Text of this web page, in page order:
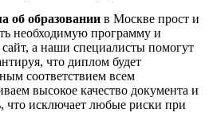
об образовании в Москве прост и
необходимую программу и
а наши специалисты помогут
что диплом будет
соответствием всем
высокое качество документа и
что исключает любые риски при